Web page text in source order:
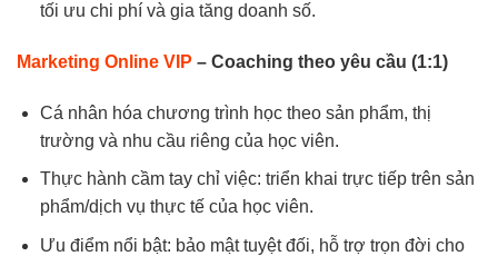
tối ưu chi phí và gia tăng doanh số.
Marketing Online VIP – Coaching theo yêu cầu (1:1)
Cá nhân hóa chương trình học theo sản phẩm, thị
trường và nhu cầu riêng của học viên.
Thực hành cầm tay chỉ việc: triển khai trực tiếp trên sản
phẩm/dịch vụ thực tế của học viên.
Ưu điểm nổi bật: bảo mật tuyệt đối, hỗ trợ trọn đời cho